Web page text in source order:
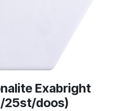
Exabright
25st/doos)